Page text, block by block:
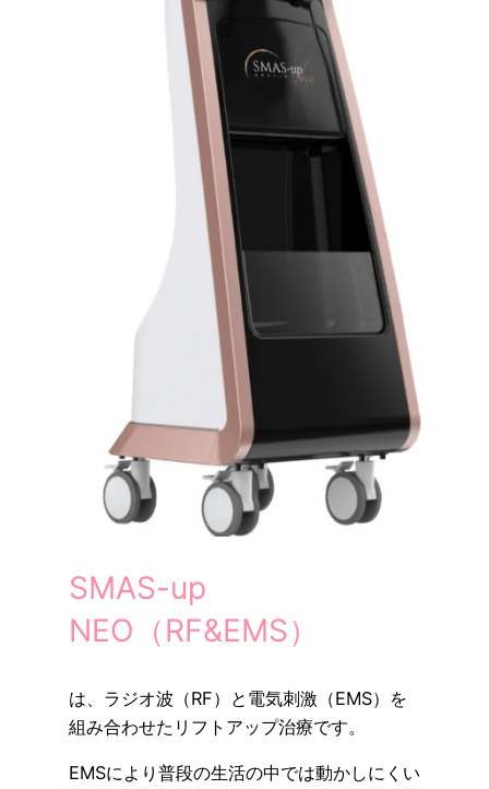
SMAS-up
NEO（RF&EMS）
は、ラジオ波（RF）と電気刺激（EMS）を
組み合わせたリフトアップ治療です。
EMSにより普段の生活の中では動かしにくい